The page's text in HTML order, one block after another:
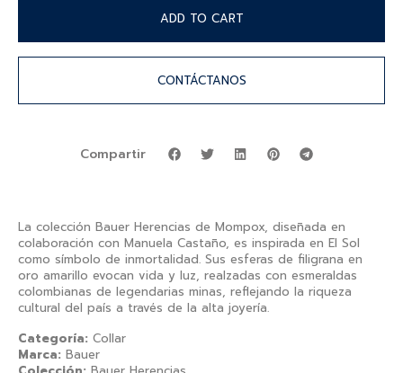
ADD TO CART
CONTÁCTANOS
Compartir
La colección Bauer Herencias de Mompox, diseñada en
colaboración con Manuela Castaño, es inspirada en El Sol
como símbolo de inmortalidad. Sus esferas de filigrana en
oro amarillo evocan vida y luz, realzadas con esmeraldas
colombianas de legendarias minas, reflejando la riqueza
cultural del país a través de la alta joyería.
Categoría: Collar
Marca: Bauer